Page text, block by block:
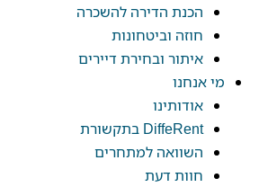
הכנת הדירה להשכרה
חוזה וביטחונות
איתור ובחירת דיירים
מי אנחנו
אודותינו
DiffeRent בתקשורת
השוואה למתחרים
חוות דעת